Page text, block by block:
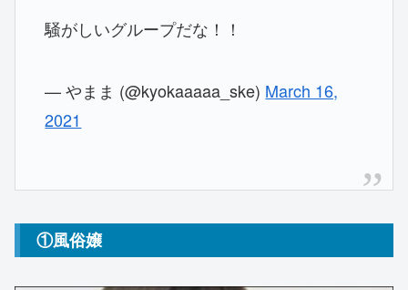
騒がしいグループだな！！
— やまま (@kyokaaaaa_ske) March 16,
2021
①風俗嬢